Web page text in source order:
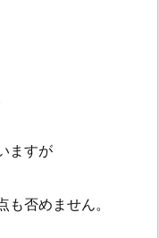
ますが
否めません。